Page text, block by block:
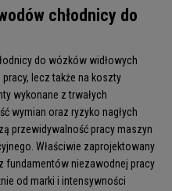
chłodnicy do
do wózków widłowych
lecz także na koszty
wykonane z trwałych
wymian oraz ryzyko nagłych
przewidywalność pracy maszyn
Właściwie zaprojektowany
fundamentów niezawodnej pracy
od marki i intensywności